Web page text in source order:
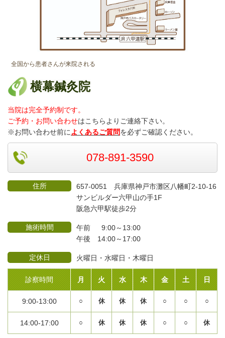
全国から患者さんが来院される
横幕鍼灸院
当院は完全予約制です。
ご予約・お問い合わせはこちらよりご連絡下さい。
※お問い合わせ前によくあるご質問を必ずご確認ください。
078-891-3590
住所
657-0051 兵庫県神戸市灘区八幡町2-10-16
サンビルダー六甲山の手1F
阪急六甲駅徒歩2分
施術時間
午前 9:00～13:00
午後 14:00～17:00
定休日 火曜日・水曜日・木曜日
診察時間 月 火 水 木 金 土 日
9:00-13:00 ○ 休 休 休 ○ ○ ○
14:00-17:00 ○ 休 休 休 ○ ○ 休